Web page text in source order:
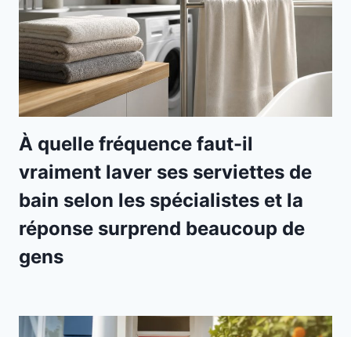
À quelle fréquence faut-il
vraiment laver ses serviettes de
bain selon les spécialistes et la
réponse surprend beaucoup de
gens